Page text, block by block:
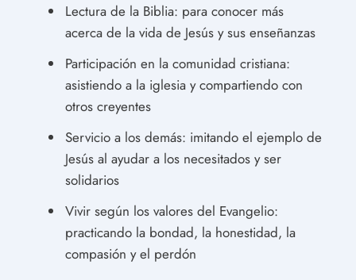
Lectura de la Biblia: para conocer más
acerca de la vida de Jesús y sus enseñanzas
Participación en la comunidad cristiana:
asistiendo a la iglesia y compartiendo con
otros creyentes
Servicio a los demás: imitando el ejemplo de
Jesús al ayudar a los necesitados y ser
solidarios
Vivir según los valores del Evangelio:
practicando la bondad, la honestidad, la
compasión y el perdón